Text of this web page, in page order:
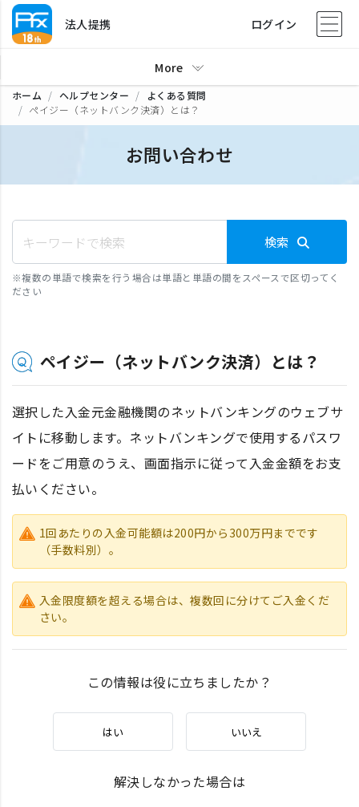
法人提携 ログイン
More
ホーム ヘルプセンター
よくある質問
ペイジー（ネットバンク決済）とは？
お問い合わせ
検索
※複数の単語で検索を行う場合は単語と単語の間をスペースで区切ってく
ださい
ペイジー（ネットバンク決済）とは？
選択した入金元金融機関のネットバンキングのウェブサ
イトに移動します。ネットバンキングで使用するパスワ
ードをご用意のうえ、画面指示に従って入金金額をお支
払いください。
1回あたりの入金可能額は200円から300万円までです
（手数料別）。
入金限度額を超える場合は、複数回に分けてご入金くだ
さい。
この情報は役に立ちましたか？
はい いいえ
解決しなかった場合は